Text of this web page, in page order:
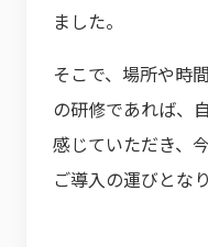
ました。
そこで、場所や時
の研修であれば、
感じていただき、
ご導入の運びとな